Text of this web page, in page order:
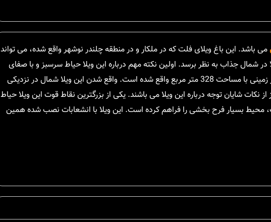
می باشد. این باغ ویلای فلت که در ملکار و در منطقه چلندر نوشهر واقع شده، می تواند
در شمال جذاب به نظر برسد. اولین نکته مهم درباره این ویلا حیاط سرسبز و با صفای
آن است. این بنای فلت 80 متری که مجهز به امکانات فراوان است، در زمینی با مساحت 328 متر مربع واقع شده است. واقع شدن این ویلا شمال در نزدیکی
نکات شایان توجه درباره این ویلا می باشند. یکی از بزرگترین نقاط قوت این ویلا حیاط
محیط بسیار فرح بخشی را فراهم کرده است. این ویلا با انشعابات نصب شده همین